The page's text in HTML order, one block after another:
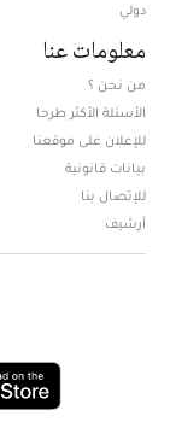
دولي
معلومات عنا
من نحن ؟
الأسئلة الأكثر طرحا
للإعلان على موقعنا
بيانات قانونية
للإتصال بنا
أرشيف